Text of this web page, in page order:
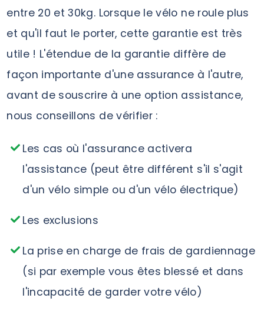
entre 20 et 30kg. Lorsque le vélo ne roule plus
et qu'il faut le porter, cette garantie est très
utile ! L'étendue de la garantie diffère de
façon importante d'une assurance à l'autre,
avant de souscrire à une option assistance,
nous conseillons de vérifier :
Les cas où l'assurance activera
l'assistance (peut être différent s'il s'agit
d'un vélo simple ou d'un vélo électrique)
Les exclusions
La prise en charge de frais de gardiennage
(si par exemple vous êtes blessé et dans
l'incapacité de garder votre vélo)